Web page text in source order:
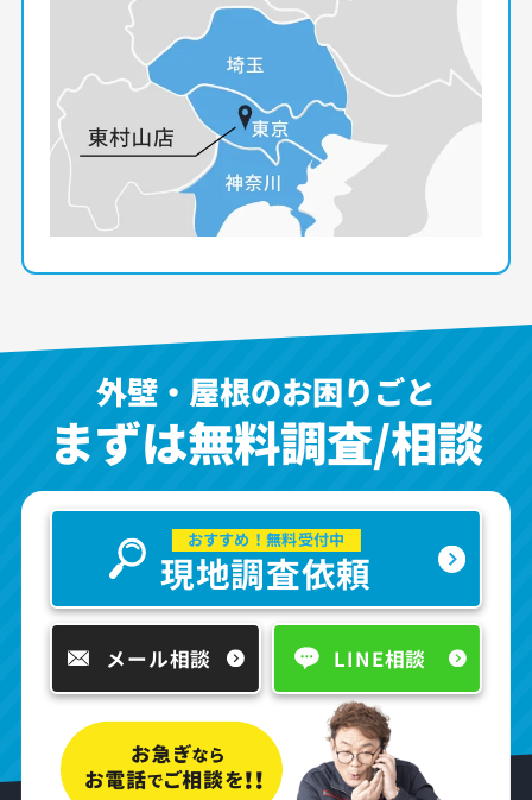
外壁・屋根のお困りごと
まずは無料調査/相談
おすすめ！無料受付中
現地調査依頼
メール相談 LINE相談